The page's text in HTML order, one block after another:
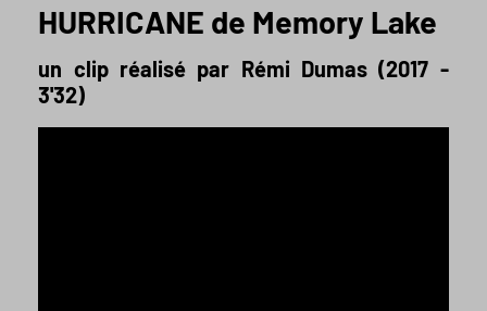
HURRICANE de Memory Lake
un clip réalisé par Rémi Dumas (2017 -
3'32)